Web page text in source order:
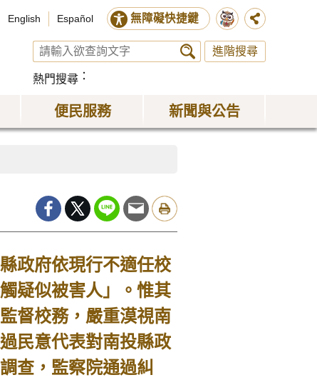
English Español 無障礙快捷鍵
進階搜尋
熱門搜尋
便民服務 新聞與公告
政府依現行不適任校
疑似被害人」。惟其
督校務，嚴重漠視南
民意代表對南投縣政
查，監察院通過糾